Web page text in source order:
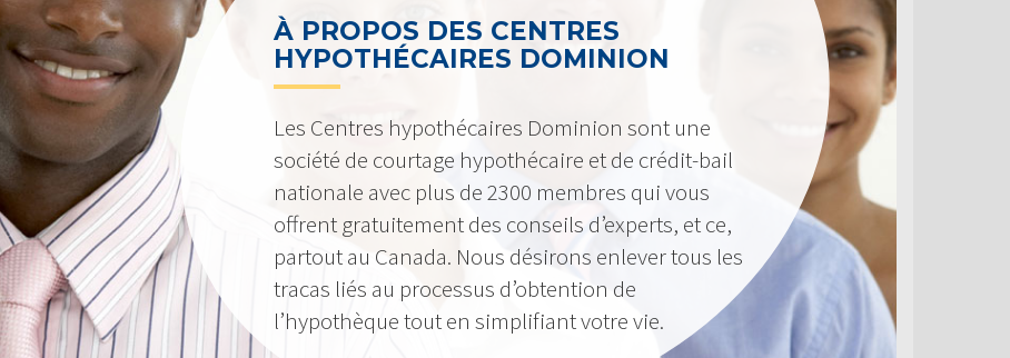
À PROPOS DES CENTRES
HYPOTHÉCAIRES DOMINION
Les Centres hypothécaires Dominion sont une
société de courtage hypothécaire et de crédit-bail
nationale avec plus de 2300 membres qui vous
offrent gratuitement des conseils d’experts, et ce,
partout au Canada. Nous désirons enlever tous les
tracas liés au processus d’obtention de
l’hypothèque tout en simplifiant votre vie.